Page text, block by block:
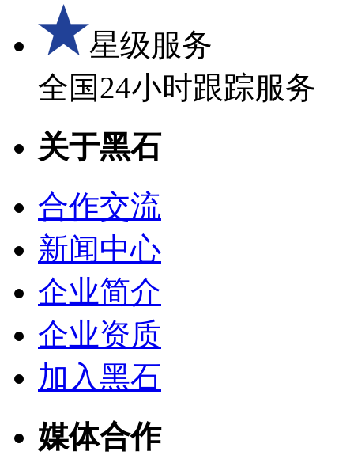
星级服务
全国24小时跟踪服务
关于黑石
合作交流
新闻中心
企业简介
企业资质
加入黑石
媒体合作